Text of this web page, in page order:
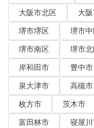
大阪市北区
大
堺市堺区
堺市
堺市南区
堺市
岸和田市
豊中市
泉大津市
高槻市
枚方市
茨木市
富田林市
寝屋